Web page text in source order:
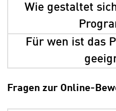
Wie gestaltet
Für wen ist das
Fragen zur Online-